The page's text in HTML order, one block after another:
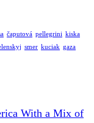
čaputová pellegrini kiska
smer kuciak gaza
With a Mix of